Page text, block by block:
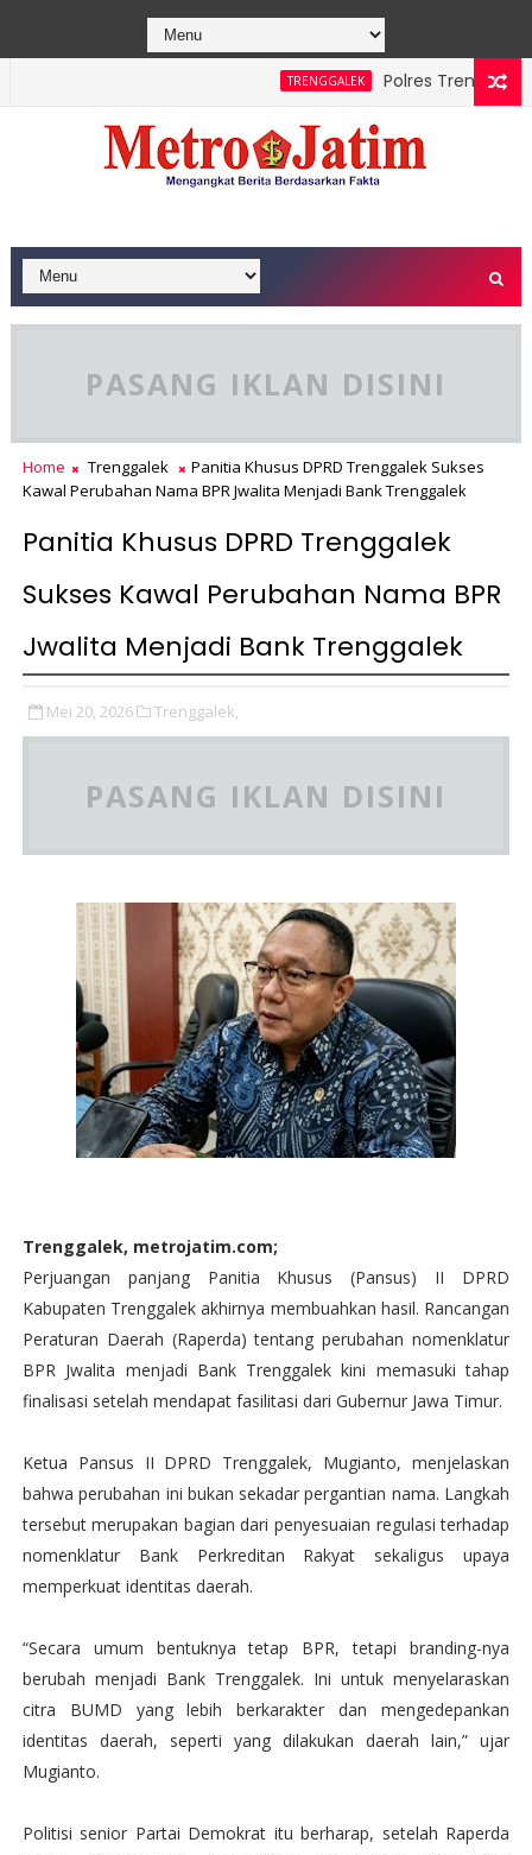
TRENGGALEK Polres Trenggalek
PASANG IKLAN DISINI
Home Trenggalek
Panitia Khusus DPRD Trenggalek Sukses
Kawal Perubahan Nama BPR Jwalita Menjadi Bank Trenggalek
Panitia Khusus DPRD Trenggalek
Sukses Kawal Perubahan Nama BPR
Jwalita Menjadi Bank Trenggalek
Mei 20, 2026 Trenggalek,
PASANG IKLAN DISINI
Trenggalek, metrojatim.com;
Perjuangan panjang Panitia Khusus (Pansus) II DPRD
Kabupaten Trenggalek akhirnya membuahkan hasil. Rancangan
Peraturan Daerah (Raperda) tentang perubahan nomenklatur
BPR Jwalita menjadi Bank Trenggalek kini memasuki tahap
finalisasi setelah mendapat fasilitasi dari Gubernur Jawa Timur.
Ketua Pansus II DPRD Trenggalek, Mugianto, menjelaskan
bahwa perubahan ini bukan sekadar pergantian nama. Langkah
tersebut merupakan bagian dari penyesuaian regulasi terhadap
nomenklatur Bank Perkreditan Rakyat sekaligus upaya
memperkuat identitas daerah.
“Secara umum bentuknya tetap BPR, tetapi branding-nya
berubah menjadi Bank Trenggalek. Ini untuk menyelaraskan
citra BUMD yang lebih berkarakter dan mengedepankan
identitas daerah, seperti yang dilakukan daerah lain,” ujar
Mugianto.
Politisi senior Partai Demokrat itu berharap, setelah Raperda